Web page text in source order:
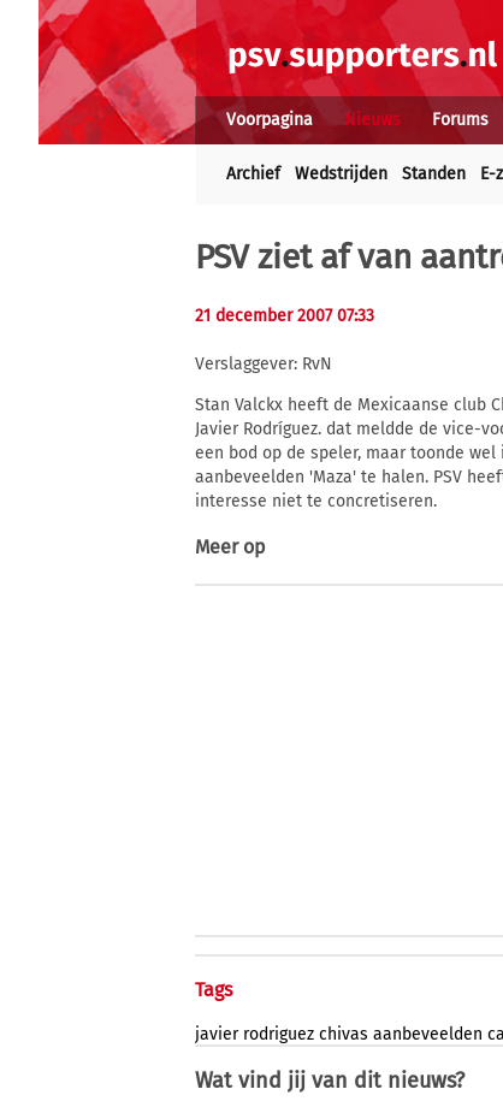
Voorpagina Nieuws Forums
Archief Wedstrijden Standen E-
PSV ziet af van
21 december 2007 07:33
Verslaggever: RvN
Stan Valckx heeft de Mexicaanse club
Javier Rodríguez. dat meldde de vice-
een bod op de speler, maar toonde wel
aanbeveelden 'Maza' te halen. PSV
interesse niet te concretiseren.
Meer op
Tags
javier rodriguez chivas aanbeveelden
Wat vind jij van dit nieuws?